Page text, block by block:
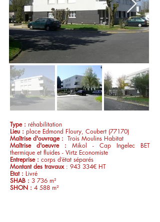
Type : réhabilitation
Lieu : place Edmond Floury, Coubert (77170)
Maîtrise d'ouvrage : Trois Moulins Habitat
Maîtrise d'oeuvre : Mikol -
Cap Ingelec BET
thermique et fluides - Virtz Economiste
Entreprise : corps d’état séparés
Montant des travaux: 943 334€ HT
Etat : Livré
SHAB : 3 736 m²
SHON : 4 588 m²